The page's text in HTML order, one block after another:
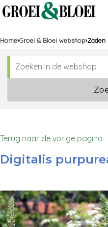
Home Groei & Bloei webshop Zaden
Terug naar de vorige pagina
Digitalis